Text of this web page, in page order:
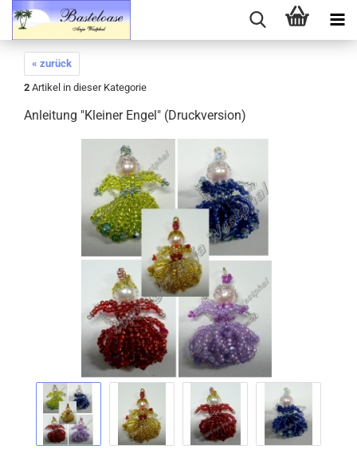
« zurück
2 Artikel in dieser Kategorie
Anleitung "Kleiner Engel" (Druckversion)